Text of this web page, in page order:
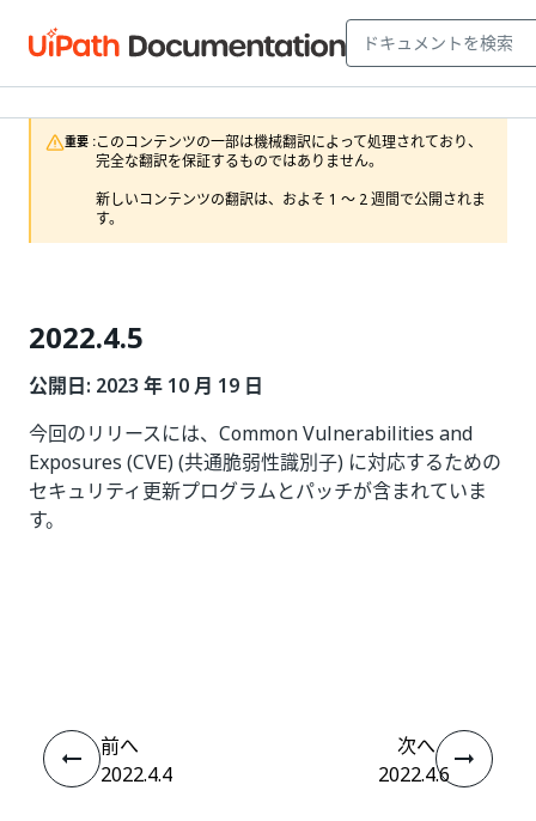
重要 :このコンテンツの一部は機械翻訳によって処理されており、
完全な翻訳を保証するものではありません。
新しいコンテンツの翻訳は、およそ 1 ～ 2 週間で公開されま
す。
2022.4.5
公開日: 2023 年 10 月 19 日
今回のリリースには、Common Vulnerabilities and
Exposures (CVE) (共通脆弱性識別子) に対応するための
セキュリティ更新プログラムとパッチが含まれていま
す。
前へ
2022.4.4
次へ
2022.4.6